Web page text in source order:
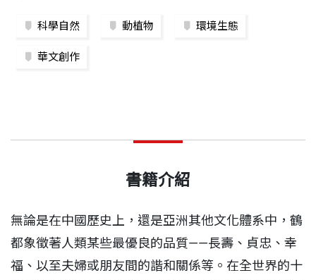
科學自然 動植物 環境生態
華文創作
書籍介紹
無論是在中國歷史上，還是亞洲其他文化體系中，鶴
都象徵著人類某些最優良的品質——長壽、貞忠、幸
福、以至夫婦或朋友間的諧和關係等。在全世界的十